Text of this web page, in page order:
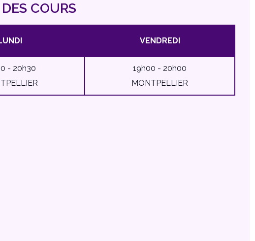
COURS
VENDREDI
- 20h30
19h00 - 20h00
MONTPELLIER